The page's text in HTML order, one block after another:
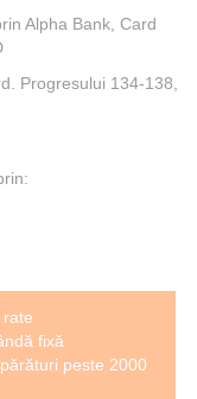
Alpha Bank, Card
Progresului 134-138,
fixă
peste 2000